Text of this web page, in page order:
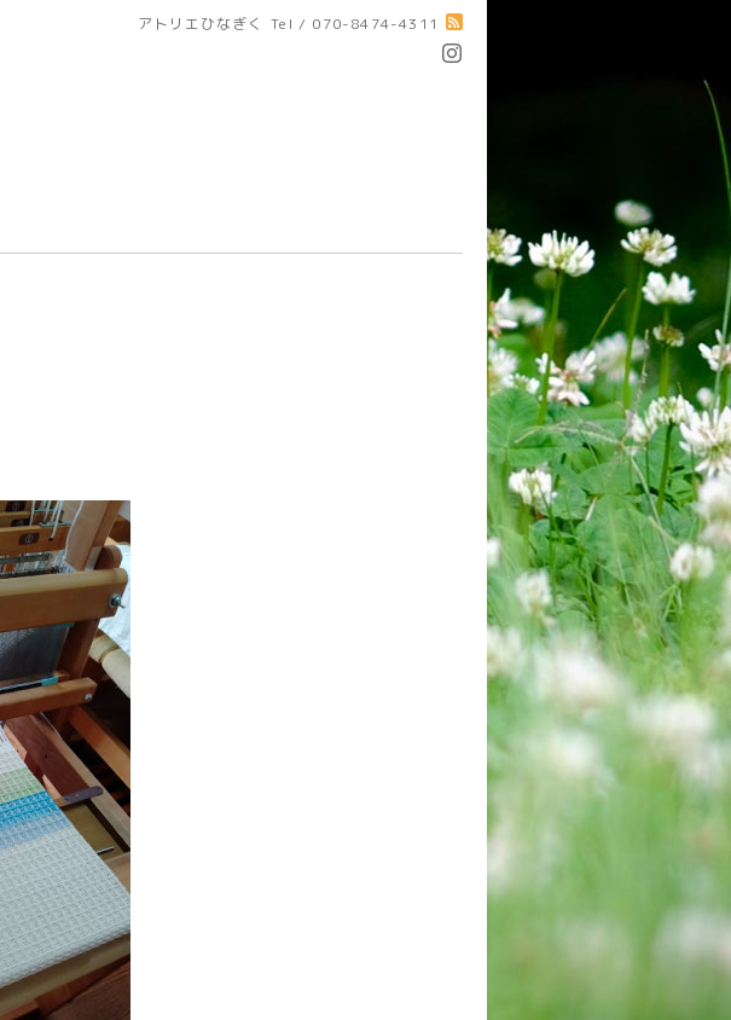
アトリエひなぎく Tel / 070-8474-4311